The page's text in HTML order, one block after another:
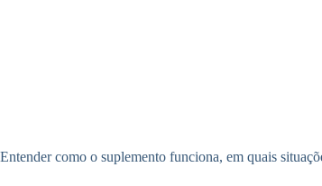
Entender como o suplemento funciona, em quais